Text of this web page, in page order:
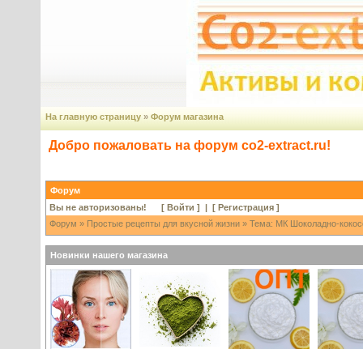
На главную страницу » Форум магазина
Добро пожаловать на форум co2-extract.ru!
Форум
Вы не авторизованы! [ Войти ] | [ Регистрация ]
Форум » Простые рецепты для вкусной жизни » Тема: МК Шоколадно-
Новинки нашего магазина